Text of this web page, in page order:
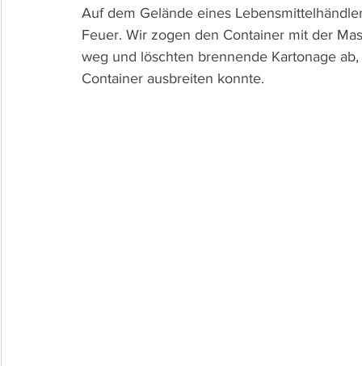
Auf dem Gelände eines
Feuer. Wir zogen den Container mit der
weg und löschten brennende Kartonage
Container ausbreiten konnte.